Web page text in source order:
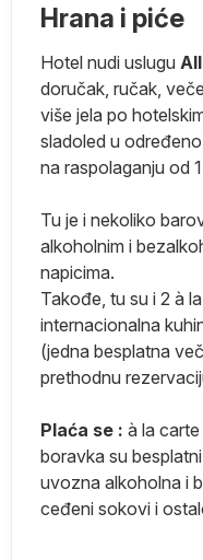
Hrana i piće
Hotel nudi uslugu
doručak, ručak,
više jela po
sladoled u
na raspolaganju od
Tu je i nekoliko
alkoholnim i
napicima.
Takođe, tu su i 2 à
internacionalna
(jedna besplatna
prethodnu
Plaća se : à la
boravka su
uvozna alkoholna i
ceđeni sokovi i